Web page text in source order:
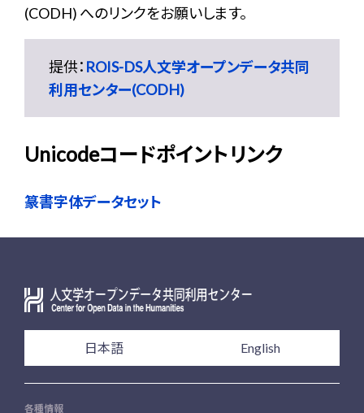
(CODH) へのリンクをお願いします。
提供： ROIS-DS人文学オープンデータ共同
利用センター(CODH)
Unicodeコードポイントリンク
篆書字体データセット
日本語 English
各種情報